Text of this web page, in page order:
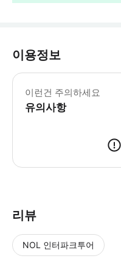
이용정보
이런건 주의하세요
유의사항
리뷰
NOL 인터파크투어